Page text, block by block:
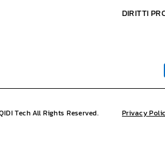
DIRITTI
Tech All Rights Reserved. Privacy